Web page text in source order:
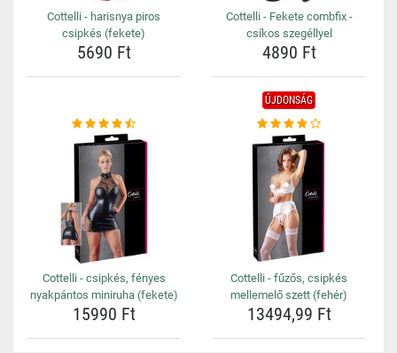
Cottelli - harisnya piros
csipkés (fekete)
5690 Ft
Cottelli - Fekete combfix -
csíkos szegéllyel
4890 Ft
Cottelli - csipkés, fényes
nyakpántos miniruha (fekete)
15990 Ft
ÚJDONSÁG
Cottelli - fűzős, csipkés
mellemelő szett (fehér)
13494,99 Ft